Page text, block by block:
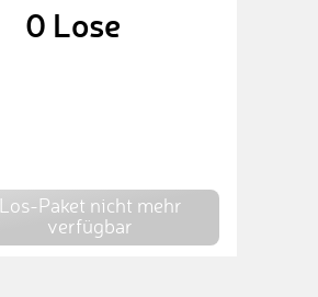
0 Lose
Los-Paket nicht mehr
verfügbar